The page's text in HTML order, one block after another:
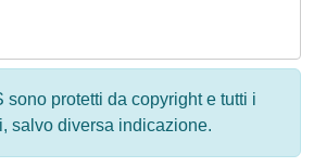
sono protetti da copyright e tutti i
salvo diversa indicazione.